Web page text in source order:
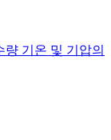
기온 및 기압의